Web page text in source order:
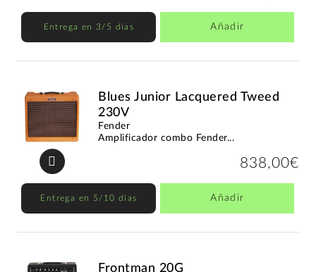
Entrega en 3/5 días Añadir
Blues Junior Lacquered Tweed
230V
Fender
Amplificador combo Fender...
838,00€
Entrega en 5/10 días Añadir
Frontman 20G